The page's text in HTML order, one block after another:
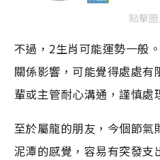
點擊
不過，2生肖可能運勢一般
關係影響，可能覺得處處
輩或主管耐心溝通，謹慎處
至於屬龍的朋友，今個節氣
泥潭的感覺，容易有突發